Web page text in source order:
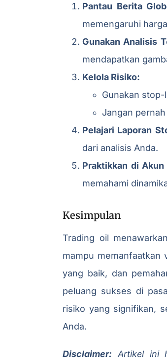
Pantau Berita
memengaruhi
Gunakan Analisis
mendapatkan
Kelola Risiko:
Gunakan
Jangan
Pelajari Laporan
dari analisis Anda.
Praktikkan di Akun
memahami
Kesimpulan
Trading oil
mampu memanfaatkan
yang baik, dan
peluang sukses di
risiko yang signifikan,
Anda.
Disclaimer: Artikel ini